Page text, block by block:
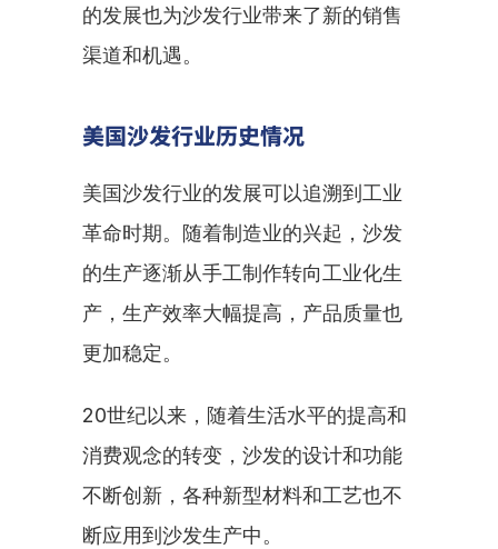
的发展也为沙发行业带来了新的销售
渠道和机遇。
美国沙发行业历史情况
美国沙发行业的发展可以追溯到工业
革命时期。随着制造业的兴起，沙发
的生产逐渐从手工制作转向工业化生
产，生产效率大幅提高，产品质量也
更加稳定。
20世纪以来，随着生活水平的提高和
消费观念的转变，沙发的设计和功能
不断创新，各种新型材料和工艺也不
断应用到沙发生产中。